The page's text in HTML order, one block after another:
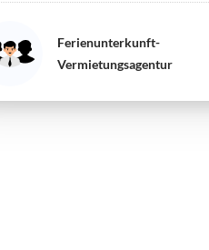
Ferienunterkunft-
Vermietungsagentur